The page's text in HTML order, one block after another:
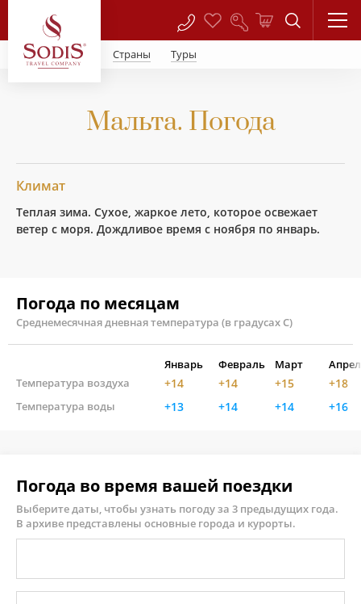
Страны Туры
Мальта. Погода
Климат
Теплая зима. Сухое, жаркое лето, которое освежает
ветер с моря. Дождливое время с ноября по январь.
Погода по месяцам
Среднемесячная дневная температура (в градусах С)
Январь Февраль Март
Температура воздуха
+14 +14 +15 +18
Температура воды +13 +14 +14 +16
Погода во время вашей поездки
Выберите даты, чтобы узнать погоду за 3 предыдущих года.
В архиве представлены основные города и курорты.